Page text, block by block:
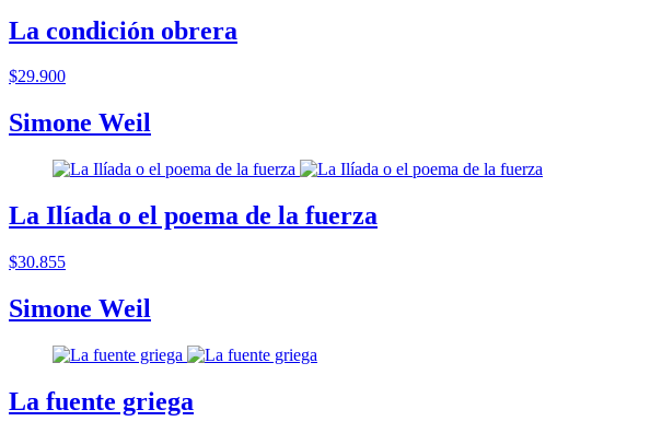
La condición obrera
$29.900
Simone Weil
La Ilíada o el poema de la fuerza
$30.855
Simone Weil
La fuente griega